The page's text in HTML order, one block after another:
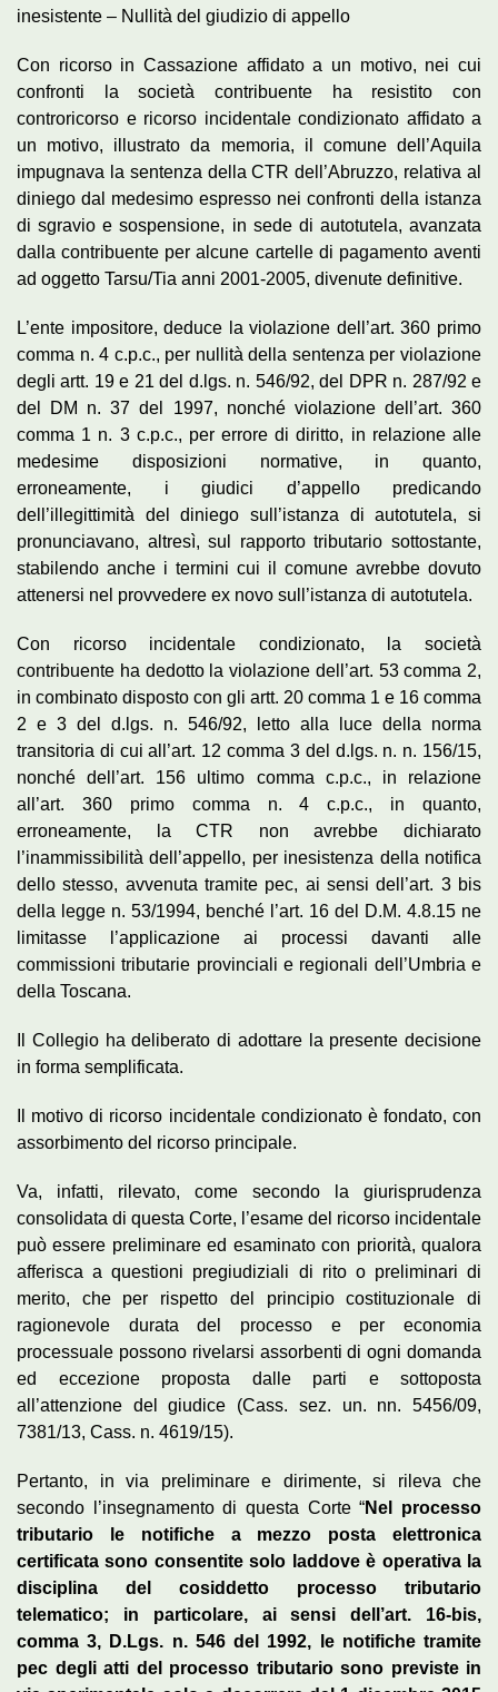
inesistente – Nullità del giudizio di appello
Con ricorso in Cassazione affidato a un motivo, nei cui
confronti la società contribuente ha resistito con
controricorso e ricorso incidentale condizionato affidato a
un motivo, illustrato da memoria, il comune dell’Aquila
impugnava la sentenza della CTR dell’Abruzzo, relativa al
diniego dal medesimo espresso nei confronti della istanza
di sgravio e sospensione, in sede di autotutela, avanzata
dalla contribuente per alcune cartelle di pagamento aventi
ad oggetto Tarsu/Tia anni 2001-2005, divenute definitive.
L’ente impositore, deduce la violazione dell’art. 360 primo
comma n. 4 c.p.c., per nullità della sentenza per violazione
degli artt. 19 e 21 del d.lgs. n. 546/92, del DPR n. 287/92 e
del DM n. 37 del 1997, nonché violazione dell’art. 360
comma 1 n. 3 c.p.c., per errore di diritto, in relazione alle
medesime disposizioni normative, in quanto,
erroneamente, i giudici d’appello predicando
dell’illegittimità del diniego sull’istanza di autotutela, si
pronunciavano, altresì, sul rapporto tributario sottostante,
stabilendo anche i termini cui il comune avrebbe dovuto
attenersi nel provvedere ex novo sull’istanza di autotutela.
Con ricorso incidentale condizionato, la società
contribuente ha dedotto la violazione dell’art. 53 comma 2,
in combinato disposto con gli artt. 20 comma 1 e 16 comma
2 e 3 del d.lgs. n. 546/92, letto alla luce della norma
transitoria di cui all’art. 12 comma 3 del d.lgs. n. n. 156/15,
nonché dell’art. 156 ultimo comma c.p.c., in relazione
all’art. 360 primo comma n. 4 c.p.c., in quanto,
erroneamente, la CTR non avrebbe dichiarato
l’inammissibilità dell’appello, per inesistenza della notifica
dello stesso, avvenuta tramite pec, ai sensi dell’art. 3 bis
della legge n. 53/1994, benché l’art. 16 del D.M. 4.8.15 ne
limitasse l’applicazione ai processi davanti alle
commissioni tributarie provinciali e regionali dell’Umbria e
della Toscana.
Il Collegio ha deliberato di adottare la presente decisione
in forma semplificata.
Il motivo di ricorso incidentale condizionato è fondato, con
assorbimento del ricorso principale.
Va, infatti, rilevato, come secondo la giurisprudenza
consolidata di questa Corte, l’esame del ricorso incidentale
può essere preliminare ed esaminato con priorità, qualora
afferisca a questioni pregiudiziali di rito o preliminari di
merito, che per rispetto del principio costituzionale di
ragionevole durata del processo e per economia
processuale possono rivelarsi assorbenti di ogni domanda
ed eccezione proposta dalle parti e sottoposta
all’attenzione del giudice (Cass. sez. un. nn. 5456/09,
7381/13, Cass. n. 4619/15).
Pertanto, in via preliminare e dirimente, si rileva che
secondo l’insegnamento di questa Corte “Nel processo
tributario le notifiche a mezzo posta elettronica
certificata sono consentite solo laddove è operativa la
disciplina del cosiddetto processo tributario
telematico; in particolare, ai sensi dell’art. 16-bis,
comma 3, D.Lgs. n. 546 del 1992, le notifiche tramite
pec degli atti del processo tributario sono previste in